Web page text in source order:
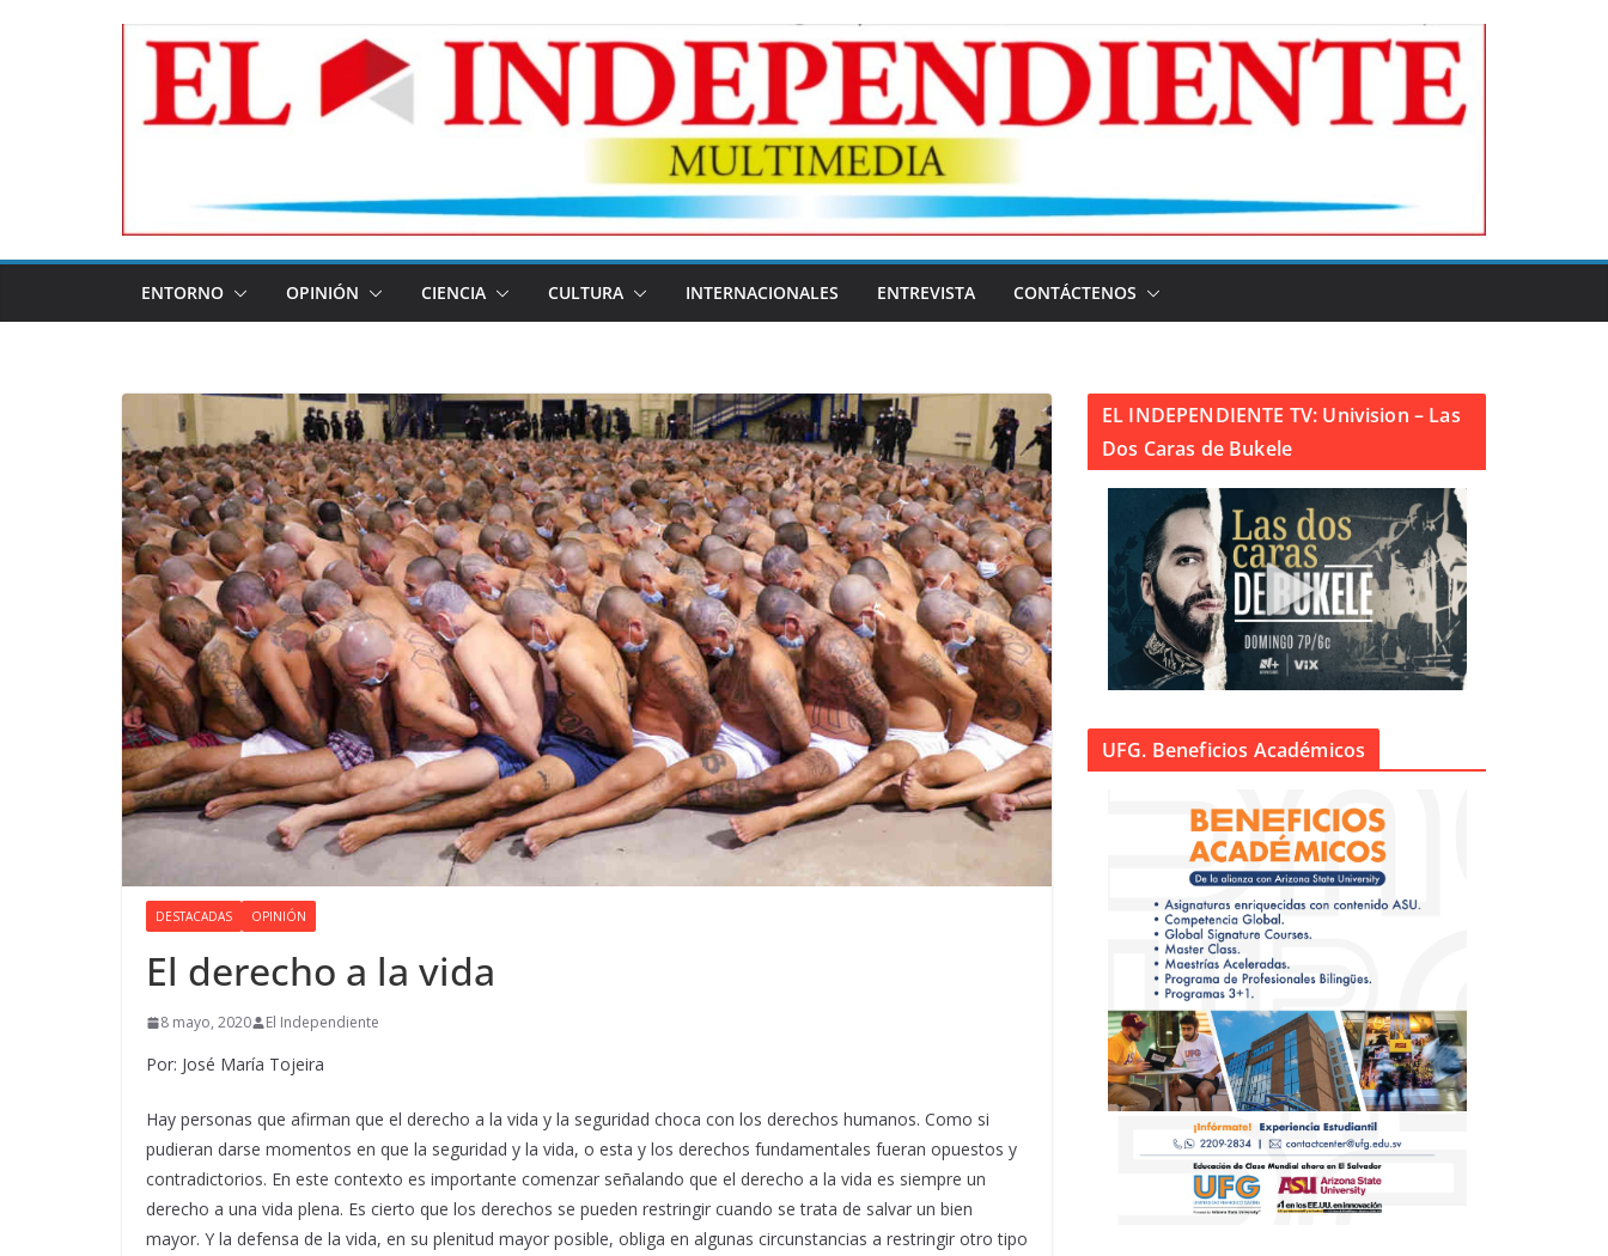
ENTORNO OPINIÓN CIENCIA CULTURA INTERNACIONALES ENTREVISTA CONTÁCTENOS
DESTACADAS OPINIÓN
El derecho a la vida
8 mayo, 2020 El Independiente
Por: José María Tojeira
Hay personas que afirman que el derecho a la vida y la seguridad choca con los derechos humanos. Como si
pudieran darse momentos en que la seguridad y la vida, o esta y los derechos fundamentales fueran opuestos y
contradictorios. En este contexto es importante comenzar señalando que el derecho a la vida es siempre un
derecho a una vida plena. Es cierto que los derechos se pueden restringir cuando se trata de salvar un bien
mayor. Y la defensa de la vida, en su plenitud mayor posible, obliga en algunas circunstancias a restringir otro tipo
EL INDEPENDIENTE TV: Univision – Las
Dos Caras de Bukele
UFG. Beneficios Académicos